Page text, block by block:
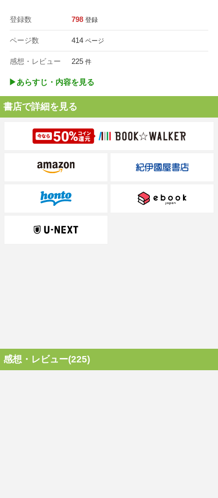
登録数 798 登録
ページ数 414 ページ
感想・レビュー 225 件
▶︎あらすじ・内容を見る
書店で詳細を見る
感想・レビュー(225)